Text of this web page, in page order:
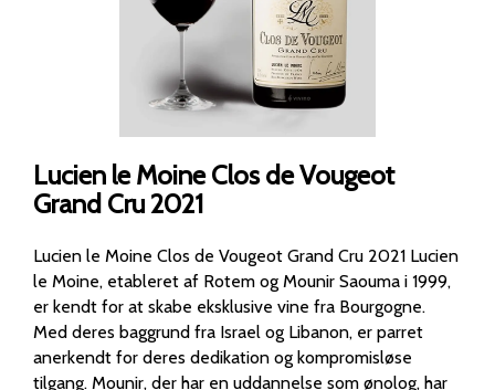
Lucien le Moine Clos de Vougeot
Grand Cru 2021
Lucien le Moine Clos de Vougeot Grand Cru 2021 Lucien
le Moine, etableret af Rotem og Mounir Saouma i 1999,
er kendt for at skabe eksklusive vine fra Bourgogne.
Med deres baggrund fra Israel og Libanon, er parret
anerkendt for deres dedikation og kompromisløse
tilgang. Mounir, der har en uddannelse som ønolog, har